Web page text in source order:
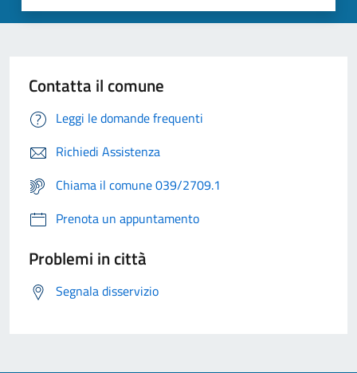
Contatta il comune
Leggi le domande frequenti
Richiedi Assistenza
Chiama il comune 039/2709.1
Prenota un appuntamento
Problemi in città
Segnala disservizio